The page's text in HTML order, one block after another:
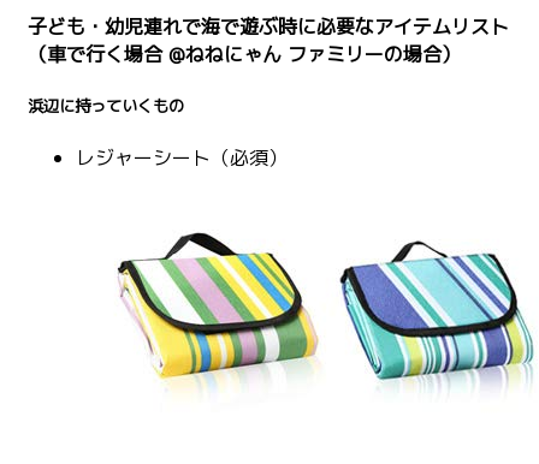
子ども・幼児連れで海で遊ぶ時に必要なアイテムリスト
（車で行く場合 @ねねにゃん ファミリーの場合）
浜辺に持っていくもの
レジャーシート（必須）